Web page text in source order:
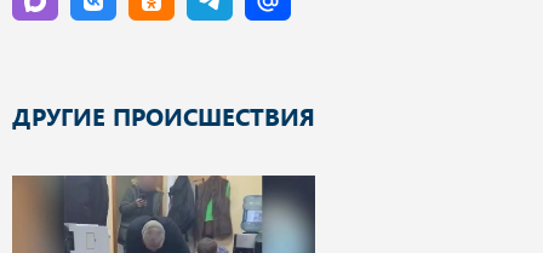
ДРУГИЕ ПРОИСШЕСТВИЯ